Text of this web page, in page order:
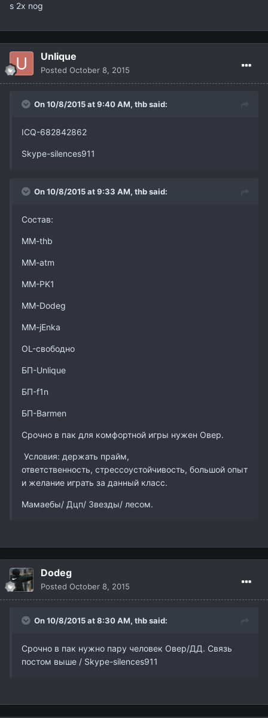
s 2x nog
Unlique
Posted October 8, 2015
On 10/8/2015 at 9:40 AM, thbsaid:
ICQ-682842862
Skype-silences911
On 10/8/2015 at 9:33 AM, thbsaid:
Состав:
MM-thb
MM-atm
MM-PK1
MM-Dodeg
MM-jEnka
OL-свободно
БП-Unlique
БП-f1n
БП-Barmen
Срочно в пак для комфортной игры нужен Овер.
Условия: держать прайм,
ответственность, стрессоустойчивость, большой опыт
и желание играть за данный класс.
Мамаебы/ Дцп/ Звезды/ лесом.
Dodeg
Posted October 8, 2015
On 10/8/2015 at 8:30 AM, thbsaid:
Срочно в пак нужно пару человек Овер/ДД. Связь
постом выше / Skype-silences911